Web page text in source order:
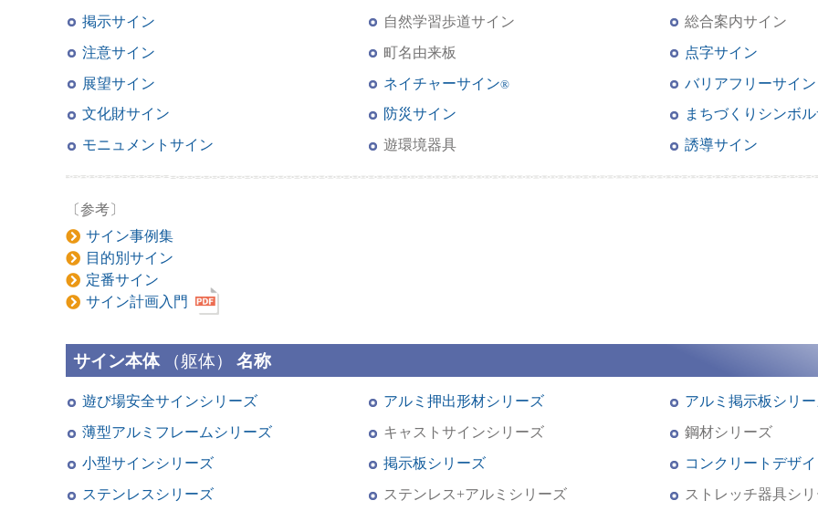
掲示サイン
自然学習歩道サイン
総合案内サイン
注意サイン
町名由来板
点字サイン
展望サイン
ネイチャーサイン®
バリアフリーサイン
文化財サイン
防災サイン
まちづくりシンボ
モニュメントサイン
遊環境器具 誘導サイン
〔参考〕
サイン事例集
目的別サイン
定番サイン
サイン計画入門
サイン本体 （躯体） 名称
遊び場安全サインシリーズ アルミ押出形材シリーズ
アルミ掲示板シリ
薄型アルミフレームシリーズ
キャストサインシリーズ
鋼材シリーズ
小型サインシリーズ
掲示板シリーズ
コンクリートデザ
ステンレスシリーズ
ステンレス+アルミシリーズ
ストレッチ器具シ